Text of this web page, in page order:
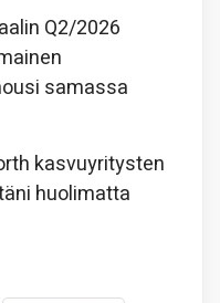
Q2/2026
samassa
kasvuyritysten
huolimatta